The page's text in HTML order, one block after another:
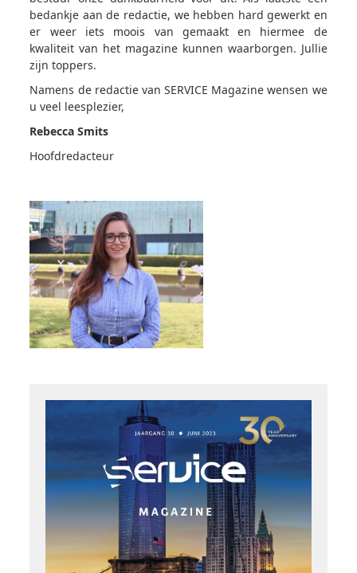
bedankje aan de redactie, we hebben hard gewerkt en
er weer iets moois van gemaakt en hiermee de
kwaliteit van het magazine kunnen waarborgen. Jullie
zijn toppers.
Namens de redactie van SERVICE Magazine wensen we
u veel leesplezier,
Rebecca Smits
Hoofdredacteur